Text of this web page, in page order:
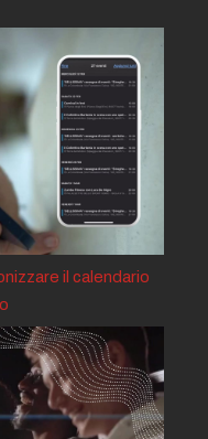
il calendario